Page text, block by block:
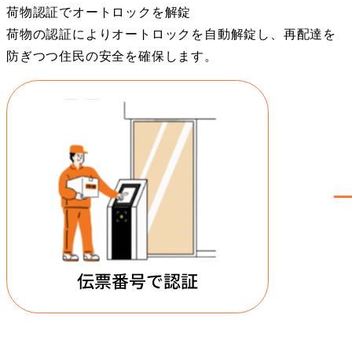
荷物認証でオートロックを解錠
荷物の認証によりオートロックを自動解錠し、再配達を
防ぎつつ住民の安全を確保します。